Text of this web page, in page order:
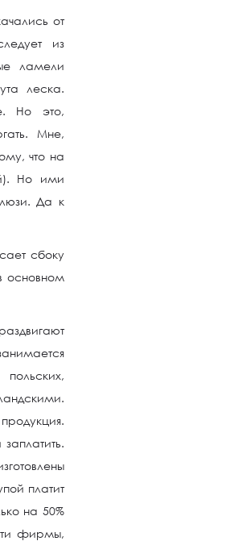
от
из
ламели
леска.
Но это,
Мне,
что на
Но ими
Да к
сбоку
основном
платит
на 50%
фирмы,